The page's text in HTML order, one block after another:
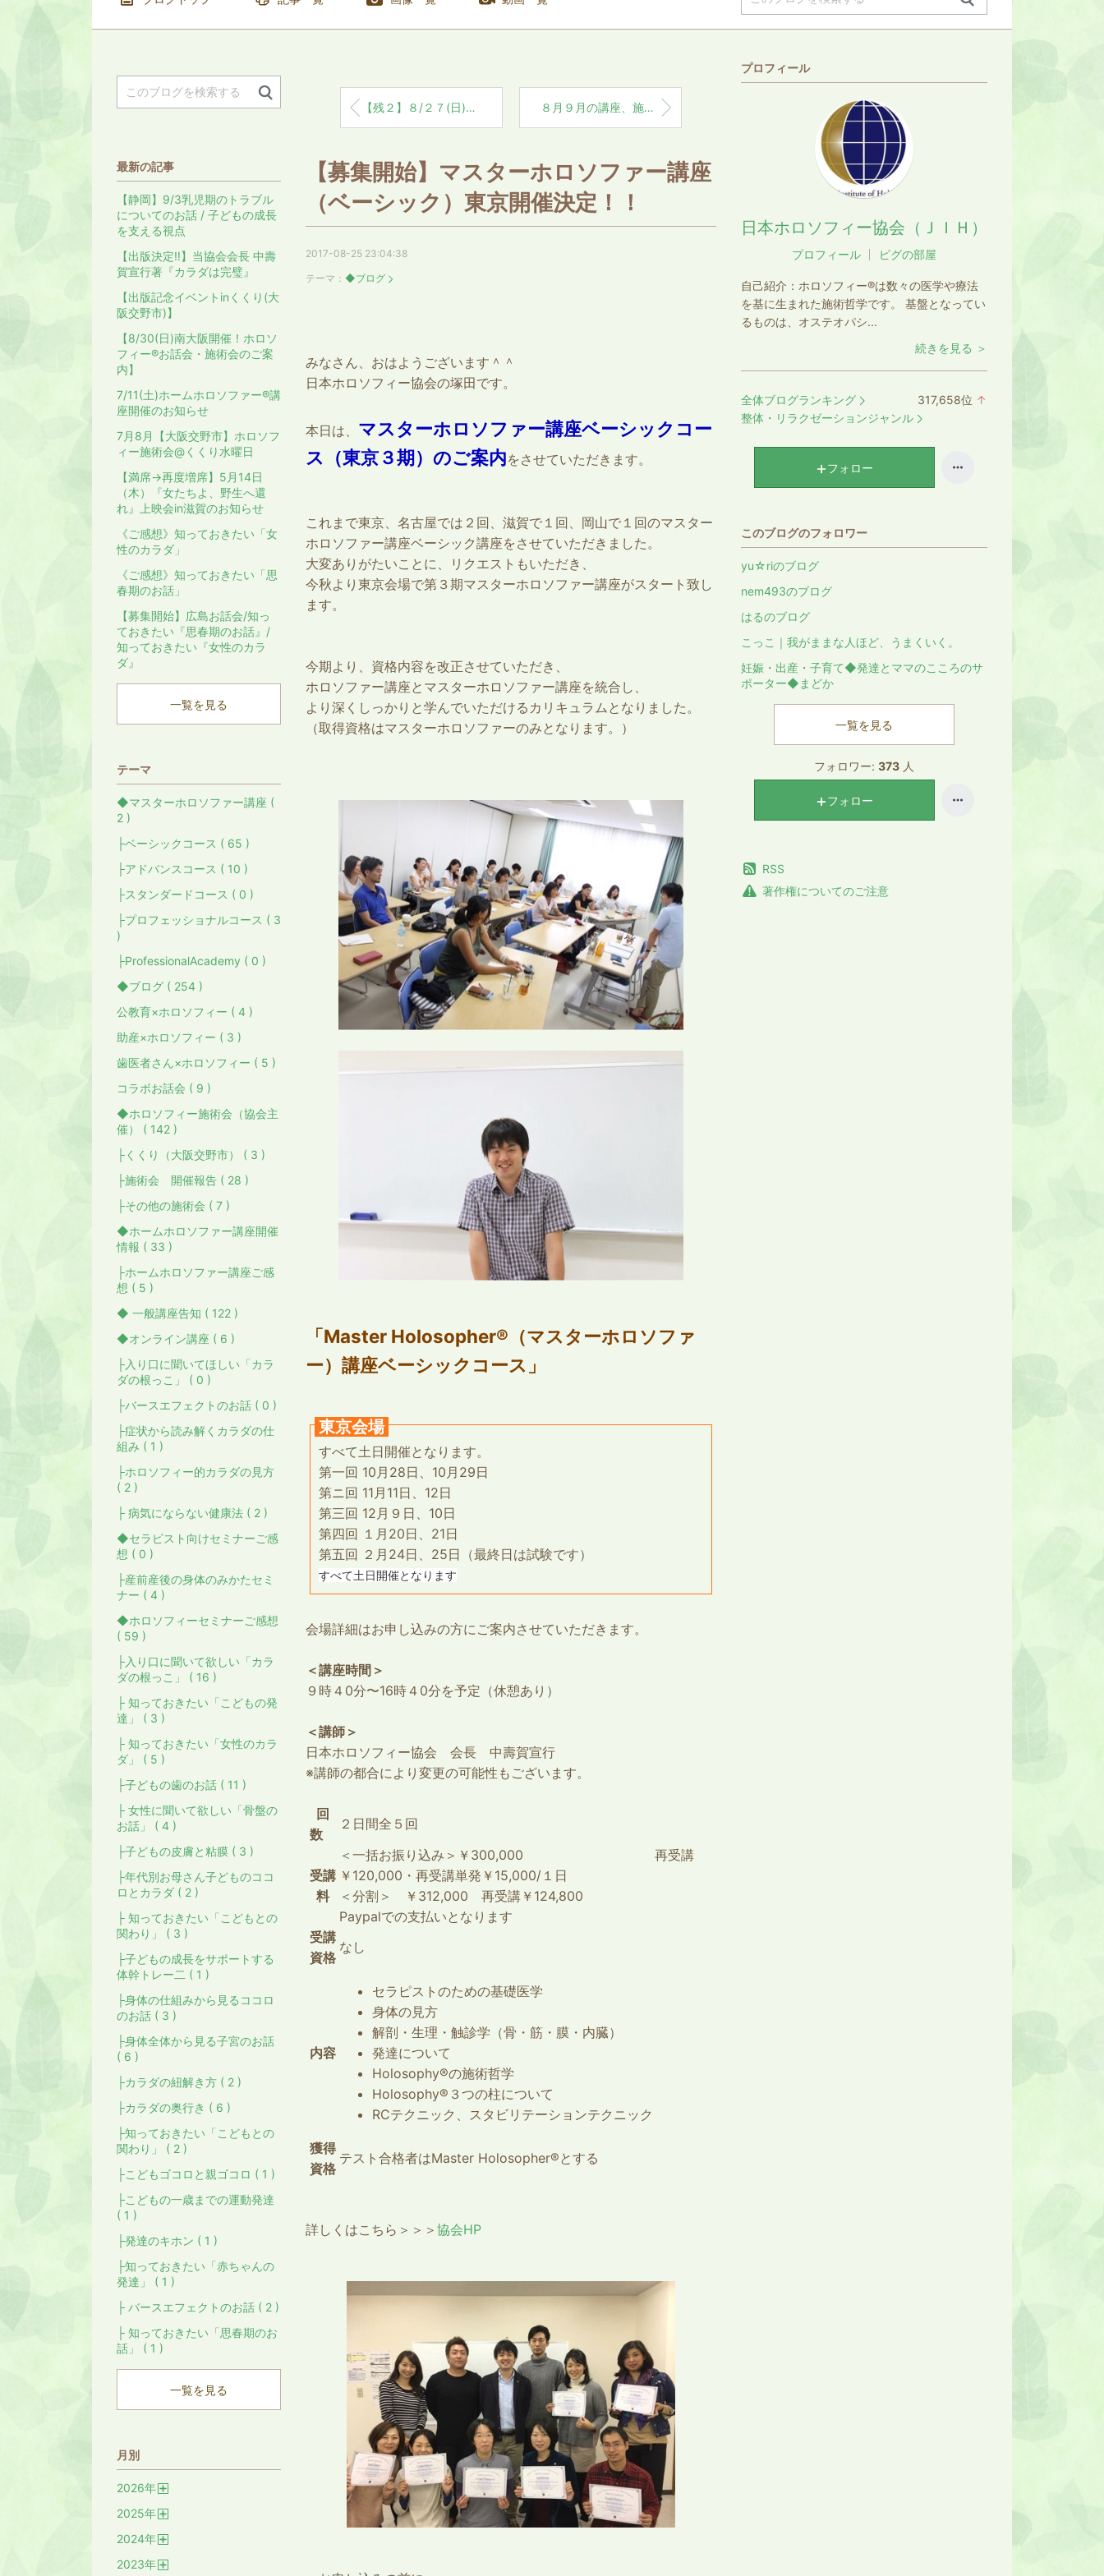
【残２】８/２７(日)名古屋ホロソフィー施術会のご案内 ８月９月の講座、施術会のご案内【９月八王子、渋谷講座詳細追記あり】
【募集開始】マスターホロソファー講座
（ベーシック）東京開催決定！！
2017-08-25 23:04:38
テーマ： ◆ブログ
みなさん、おはようございます＾＾
日本ホロソフィー協会の塚田です。
本日は、 マスターホロソファー講座ベーシックコー
ス（東京３期）のご案内をさせていただきます。
これまで東京、名古屋では２回、滋賀で１回、岡山で１回のマスター
ホロソファー講座ベーシック講座をさせていただきました。
大変ありがたいことに、リクエストもいただき、
今秋より東京会場で第３期マスターホロソファー講座がスタート致し
ます。
今期より、資格内容を改正させていただき、
ホロソファー講座とマスターホロソファー講座を統合し、
より深くしっかりと学んでいただけるカリキュラムとなりました。
（取得資格はマスターホロソファーのみとなります。）
「Master Holosopher®︎（マスターホロソファ
ー）講座ベーシックコース」
東京会場
すべて土日開催となります。
第一回 10月28日、10月29日
第ニ回 11月11日、12日
第三回 12月９日、10日
第四回 １月20日、21日
第五回 ２月24日、25日（最終日は試験です）
すべて土日開催となります
会場詳細はお申し込みの方にご案内させていただきます。
＜講座時間＞
９時４0分〜16時４0分を予定（休憩あり）
＜講師＞
日本ホロソフィー協会 会長 中壽賀宣行
※講師の都合により変更の可能性もございます。
回
数
２日間全５回
受講
料
＜一括お振り込み＞￥300,000 再受講
￥120,000・再受講単発￥15,000/１日
＜分割＞ ￥312,000 再受講￥124,800
Paypalでの支払いとなります
受講
資格
なし
内容
セラピストのための基礎医学
身体の見方
解剖・生理・触診学（骨・筋・膜・内臓）
発達について
Holosophy®の施術哲学
Holosophy®３つの柱について
RCテクニック、スタビリテーションテクニック
獲得
資格
テスト合格者はMaster Holosopher®とする
詳しくはこちら＞＞＞ 協会HP
プロフィール
日本ホロソフィー協会（ＪＩＨ）
プロフィール ピグの部屋
自己紹介： ホロソフィー®は数々の医学や療法
を基に生まれた施術哲学です。 基盤となってい
るものは、オステオパシ...
続きを見る ＞
全体ブログランキング 317,658位 ↑
整体・リラクゼーションジャンル
フォロー
このブログのフォロワー
yu☆riのブログ
nem493のブログ
はるのブログ
こっこ｜我がままな人ほど、うまくいく。
妊娠・出産・子育て◆発達とママのこころのサ
ポーター◆まどか
一覧を見る
フォロワー: 373 人
フォロー
RSS
著作権についてのご注意
最新の記事
【静岡】9/3乳児期のトラブル
についてのお話 / 子どもの成長
を支える視点
【出版決定‼️】当協会会長 中壽
賀宣行著『カラダは完璧』
【出版記念イベントinくくり(大
阪交野市)】
【8/30(日)南大阪開催！ホロソ
フィー®︎お話会・施術会のご案
内】
7/11(土)ホームホロソファー®︎講
座開催のお知らせ
7月8月【大阪交野市】ホロソフ
ィー施術会@くくり水曜日
【満席→再度増席】5月14日
（木）『女たちよ、野生へ還
れ』上映会in滋賀のお知らせ
《ご感想》知っておきたい「女
性のカラダ」
《ご感想》知っておきたい「思
春期のお話」
【募集開始】広島お話会/知っ
ておきたい『思春期のお話』/
知っておきたい『女性のカラ
ダ』
一覧を見る
テーマ
◆マスターホロソファー講座 (
2 )
├ベーシックコース ( 65 )
├アドバンスコース ( 10 )
├スタンダードコース ( 0 )
├プロフェッショナルコース ( 3
)
├ProfessionalAcademy ( 0 )
◆ブログ ( 254 )
公教育×ホロソフィー ( 4 )
助産×ホロソフィー ( 3 )
歯医者さん×ホロソフィー ( 5 )
コラボお話会 ( 9 )
◆ホロソフィー施術会（協会主
催） ( 142 )
├くくり（大阪交野市） ( 3 )
├施術会 開催報告 ( 28 )
├その他の施術会 ( 7 )
◆ホームホロソファー講座開催
情報 ( 33 )
├ホームホロソファー講座ご感
想 ( 5 )
◆ 一般講座告知 ( 122 )
◆オンライン講座 ( 6 )
├入り口に聞いてほしい「カラ
ダの根っこ」 ( 0 )
├バースエフェクトのお話 ( 0 )
├症状から読み解くカラダの仕
組み ( 1 )
├ホロソフィー的カラダの見方
( 2 )
├ 病気にならない健康法 ( 2 )
◆セラピスト向けセミナーご感
想 ( 0 )
├産前産後の身体のみかたセミ
ナー ( 4 )
◆ホロソフィーセミナーご感想
( 59 )
├入り口に聞いて欲しい「カラ
ダの根っこ」 ( 16 )
├ 知っておきたい「こどもの発
達」 ( 3 )
├ 知っておきたい「女性のカラ
ダ」 ( 5 )
├子どもの歯のお話 ( 11 )
├ 女性に聞いて欲しい「骨盤の
お話」 ( 4 )
├子どもの皮膚と粘膜 ( 3 )
├年代別お母さん子どものココ
ロとカラダ ( 2 )
├ 知っておきたい「こどもとの
関わり」 ( 3 )
├子どもの成長をサポートする
体幹トレー二 ( 1 )
├身体の仕組みから見るココロ
のお話 ( 3 )
├身体全体から見る子宮のお話
( 6 )
├カラダの紐解き方 ( 2 )
├カラダの奥行き ( 6 )
├知っておきたい「こどもとの
関わり」 ( 2 )
├こどもゴコロと親ゴコロ ( 1 )
├こどもの一歳までの運動発達
( 1 )
├発達のキホン ( 1 )
├知っておきたい「赤ちゃんの
発達」 ( 1 )
├ バースエフェクトのお話 ( 2 )
├ 知っておきたい「思春期のお
話」 ( 1 )
一覧を見る
月別
2026年
2025年
2024年
2023年